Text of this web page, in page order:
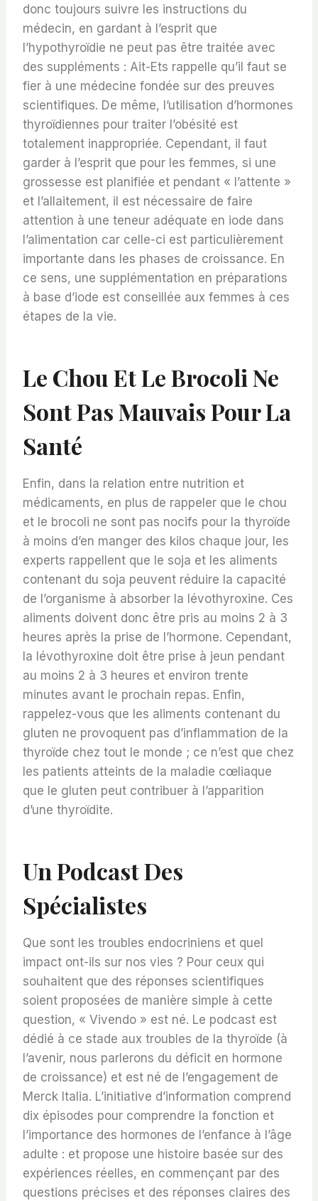
donc toujours suivre les instructions du
médecin, en gardant à l’esprit que
l’hypothyroïdie ne peut pas être traitée avec
des suppléments : Ait-Ets rappelle qu’il faut se
fier à une médecine fondée sur des preuves
scientifiques. De même, l’utilisation d’hormones
thyroïdiennes pour traiter l’obésité est
totalement inappropriée. Cependant, il faut
garder à l’esprit que pour les femmes, si une
grossesse est planifiée et pendant « l’attente »
et l’allaitement, il est nécessaire de faire
attention à une teneur adéquate en iode dans
l’alimentation car celle-ci est particulièrement
importante dans les phases de croissance. En
ce sens, une supplémentation en préparations
à base d’iode est conseillée aux femmes à ces
étapes de la vie.
Le Chou Et Le Brocoli Ne
Sont Pas Mauvais Pour La
Santé
Enfin, dans la relation entre nutrition et
médicaments, en plus de rappeler que le chou
et le brocoli ne sont pas nocifs pour la thyroïde
à moins d’en manger des kilos chaque jour, les
experts rappellent que le soja et les aliments
contenant du soja peuvent réduire la capacité
de l’organisme à absorber la lévothyroxine. Ces
aliments doivent donc être pris au moins 2 à 3
heures après la prise de l’hormone. Cependant,
la lévothyroxine doit être prise à jeun pendant
au moins 2 à 3 heures et environ trente
minutes avant le prochain repas. Enfin,
rappelez-vous que les aliments contenant du
gluten ne provoquent pas d’inflammation de la
thyroïde chez tout le monde ; ce n’est que chez
les patients atteints de la maladie cœliaque
que le gluten peut contribuer à l’apparition
d’une thyroïdite.
Un Podcast Des
Spécialistes
Que sont les troubles endocriniens et quel
impact ont-ils sur nos vies ? Pour ceux qui
souhaitent que des réponses scientifiques
soient proposées de manière simple à cette
question, « Vivendo » est né. Le podcast est
dédié à ce stade aux troubles de la thyroïde (à
l’avenir, nous parlerons du déficit en hormone
de croissance) et est né de l’engagement de
Merck Italia. L’initiative d’information comprend
dix épisodes pour comprendre la fonction et
l’importance des hormones de l’enfance à l’âge
adulte : et propose une histoire basée sur des
expériences réelles, en commençant par des
questions précises et des réponses claires des